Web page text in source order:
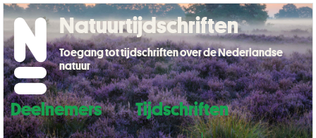
Deelnemers
Tijdschriften
Natuurtijdschriften
Toegang tot tijdschriften over de Nederlandse
natuur